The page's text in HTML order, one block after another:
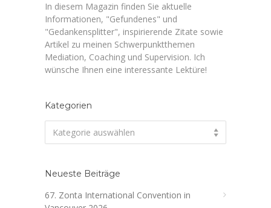
In diesem Magazin finden Sie aktuelle
Informationen, "Gefundenes" und
"Gedankensplitter", inspirierende Zitate sowie
Artikel zu meinen Schwerpunktthemen
Mediation, Coaching und Supervision. Ich
wünsche Ihnen eine interessante Lektüre!
Kategorien
Kategorie auswählen
Neueste Beiträge
67. Zonta International Convention in